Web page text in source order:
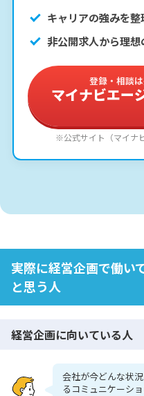
キャリアの強みを
非公開求人から理
登録・相談
マイナビエー
※公式サイト（マイナ
実際に経営企画で働い
と思う人
経営企画に向いている人
会社が今どんな状
るコミュニケーシ